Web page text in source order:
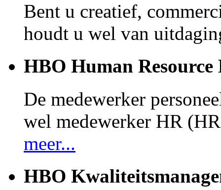
Bent u creatief,
houdt u wel van
HBO Human Resource
De medewerker
wel medewerker HR
meer...
HBO